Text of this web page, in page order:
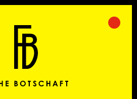
Frohe Botschaft